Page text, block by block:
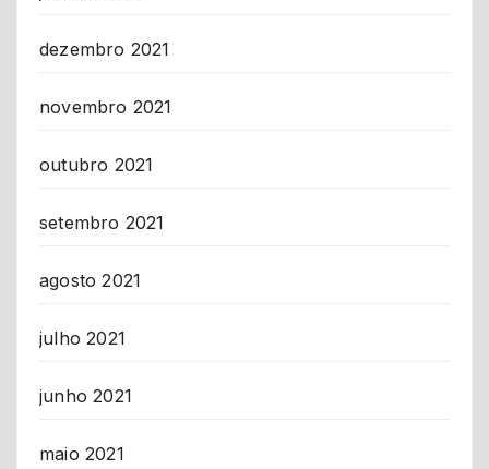
dezembro 2021
novembro 2021
outubro 2021
setembro 2021
agosto 2021
julho 2021
junho 2021
maio 2021